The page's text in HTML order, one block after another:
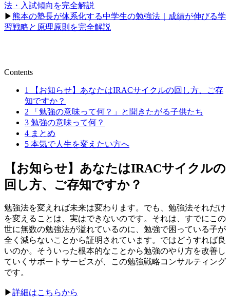
法・入試傾向を完全解説
▶︎熊本の塾長が体系化する中学生の勉強法｜成績が伸びる学
習戦略と原理原則を完全解説
Contents
1
【お知らせ】あなたはIRACサイクルの回し方、ご存
知ですか？
2 「勉強の意味って何？」と聞きたがる子供たち
3 勉強の意味って何？
4 まとめ
5 本気で人生を変えたい方へ
【お知らせ】あなたはIRACサイクルの
回し方、ご存知ですか？
勉強法を変えれば未来は変わります。でも、勉強法それだけ
を変えることは、実はできないのです。それは、すでにこの
世に無数の勉強法が溢れているのに、勉強で困っている子が
全く減らないことから証明されています。ではどうすれば良
いのか。そういった根本的なことから勉強のやり方を改善し
ていくサポートサービスが、この勉強戦略コンサルティング
です。
▶︎詳細はこちらから